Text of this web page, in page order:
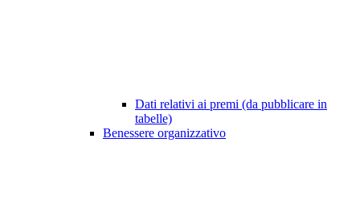
Dati relativi ai premi (da pubblicare in
tabelle)
Benessere organizzativo